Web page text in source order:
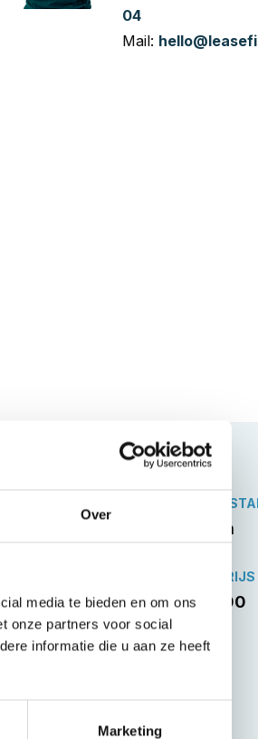
Over
media te bieden en om ons
onze partners voor social
informatie die u aan ze heeft
Marketing
04
Mail:
77.824 km
VERKOOPPRIJS
€18.944,00